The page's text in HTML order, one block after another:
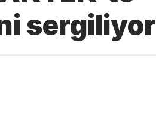
sergiliyor